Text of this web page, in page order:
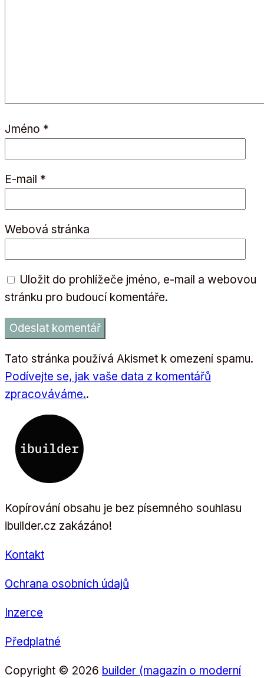
Jméno *
E-mail *
Webová stránka
Uložit do prohlížeče jméno, e-mail a webovou
stránku pro budoucí komentáře.
Tato stránka používá Akismet k omezení spamu.
Podívejte se, jak vaše data z komentářů
zpracováváme..
Kopírování obsahu je bez písemného souhlasu
ibuilder.cz zakázáno!
Kontakt
Ochrana osobních údajů
Inzerce
Předplatné
Copyright © 2026 builder (magazín o moderní